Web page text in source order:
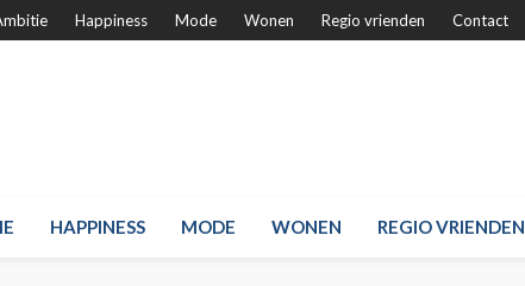
Happiness Mode Wonen Regio vrienden Contact
HAPPINESS MODE WONEN REGIO VRIENDEN